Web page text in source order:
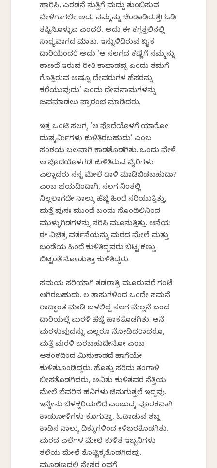
ಹಾರಿಸಿ, ಎರಡನೆ ಸುತ್ತಿಗೆ ಮದ್ದು ತುಂಬಿಸುವ
ವೇಳೆಗಾಗಲೇ ಅದು ನಮ್ಮನ್ನು ಚೆಂಡಾಡಿರುತ್ತೆ! ಓಡಿ
ತಪ್ಪಿಸಿಕೊಳ್ಳುವ ಎಂದರೆ, ಅದು ಈ ಕಗ್ಗತ್ತಲಿನಲ್ಲಿ
ಸಾಧ್ಯವಾಗದ ಮಾತು. ಇನ್ನುಳಿದಿರುವ ಏಕೈಕ
ದಾರಿಯೆಂದರೆ ಅದು ‘ಆ ಸಲಗದ ಕಣ್ಣಿಗೆ ನಮ್ಮನ್ನು
ಕಾಣದೆ ಇರುವ ರೀತಿ ಕಾಪಾಡಪ್ಪ ಎಂದು ತಮಗೆ
ಗೊತ್ತಿರುವ ಅಷ್ಟೂ ದೇವರುಗಳ ಹೆಸರನ್ನು
ಕರೆಯುವುದು’ ಎಂದು ದೇವನಾಮಗಳನ್ನು
ಜಪಮಾಡಲು ಪ್ರಾರಂಭ ಮಾಡಿದರು.
ಇತ್ತ ಒಂಟಿ ಸಲಗಕ್ಕೆ ‘ಆ ಪೊದೆಯೊಳಗೆ ಯಾರೋ
ದುಷ್ಕರ್ಮಿಗಳು ಕುಳಿತಿರಬಹುದು’ ಎಂಬ
ಸಂಶಯ ಬಲವಾಗಿ ಕಾಡತೊಡಗಿತು. ಒಂದು ವೇಳೆ
ಆ ಪೊದೆಯೊಳಗಡೆ ಕುಳಿತಿರುವ ವೈರಿಗಳು
ಎಲ್ಲಾದರು ನನ್ನ ಮೇಲೆ ದಾಳಿ ಮಾಡಿಬಿಡಬಹುದಾ?
ಎಂಬ ಭಯದಿಂದಾಗಿ, ಸಲಗ ನಿಂತಲ್ಲಿ
ನಿಲ್ಲಲಾಗದೇ ನಾಲ್ಕು ಹೆಜ್ಜೆ ಹಿಂದೆ ಸರಿಯುತ್ತಿತ್ತು,
ಮತ್ತೆ ಪುನಃ ಮುಂದೆ ಬಂದು ಸೊಂಡಿಲಿನಿಂದ
ಮುಳ್ಳುಗಿಡಗಳನ್ನು ಸರಿಸಿ ಮೂಸುತ್ತಿತ್ತು. ಆನೆಯ
ಈ ವಿಚಿತ್ರ ವರ್ತನೆಯನ್ನು ಮರದ ಮೇಲೆ ಮತ್ತು
ಬಂಡೆಯ ಹಿಂದೆ ಕುಳಿತಿದ್ದವರು ಬಿಟ್ಟ ಕಣ್ಣು
ಬಿಟ್ಟಂತೆ ನೋಡುತ್ತಾ ಕುಳಿತಿದ್ದರು.
ಸಮಯ ಸರಿಯಾಗಿ ತಡರಾತ್ರಿ ಮೂರುವರೆ ಗಂಟೆ
ಆಗಿರಬಹುದು. ಕೆಲ ತಾಸುಗಳಿಂದ ಒಂದೇ ಸಮನೆ
ರಾದ್ಧಾಂತ ಮಾಡಿ ಬಳಲಿದ್ದ ಸಲಗ ಮೆಲ್ಲನೆ ಬಂದ
ದಾರಿಯಲ್ಲೆ ಮರಳಿ ಹೆಜ್ಜೆ ಹಾಕತೊಡಗಿತು. ಆನೆ
ಮರಳುವುದನ್ನು ಎಲ್ಲರೂ ನೋಡಿದರಾದರೂ,
ಮತ್ತೆ ಮರಳಿ ಬರಬಹುದೇನೋ ಎಂಬ
ಆತಂಕದಿಂದ ಮಿಸುಕಾಡದೆ ಹಾಗೆಯೇ
ಕುಳಿತುಕೊಂಡಿದ್ದರು. ಹೊತ್ತು ಸರಿದು ತಂಗಾಳಿ
ಬೀಸತೊಡಗಿದರು, ಅವಿತು ಕುಳಿತವರ ನೆತ್ತಿಯ
ಮೇಲೆ ಬೆವರಿನ ಹನಿಗಳು ಜಿನುಗುತ್ತಲೆ ಇದ್ದವು.
ಇನ್ನೇನು ಬೆಳಕ್ಹರಿಯಲಿದೆ ಎಂಬುದಕ್ಕೆ ಪೂರಕವಾಗಿ
ಕಾಡುಕೋಳಿಗಳು ಕೂಗುತ್ತಾ, ಓಡಾಡುವ ಶಬ್ದ
ಕಾಡಿನ ನಾಲ್ಕು ದಿಕ್ಕುಗಳಿಂದ ಕೇಳಿಬರತೊಡಗಿತು.
ಮರದ ಎಲೆಗಳ ಮೇಲೆ ಕುಳಿತ ಇಬ್ಬನಿಗಳು
ತಲೆಯ ಮೇಲೆ ತೊಟ್ಟಿಕ್ಕತೊಡಗಿದವು.